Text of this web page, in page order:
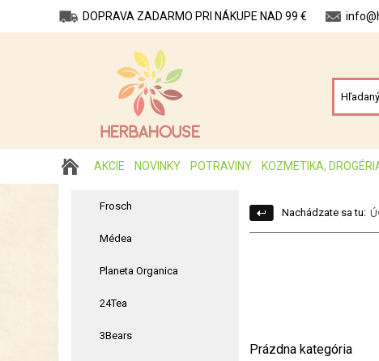
DOPRAVA ZADARMO PRI NÁKUPE NAD 99 €
AKCIE NOVINKY POTRAVINY KOZMETIKA,
Frosch
Médea
Planeta Organica
24Tea
3Bears
Nachádzate sa tu:
Prázdna kategória